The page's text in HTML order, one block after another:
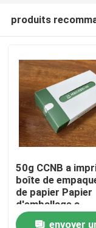
Accueil
A propos de
Contacts
produits
50g CCNB a
boîte de
de papier Papier
d'emballage a
personnalisé Matt
envoyer